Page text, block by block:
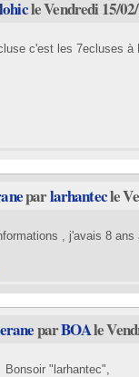
lohicle Vendredi 15/
c'est les 7ecluses à
parlarhantecle
, j'avais 8
parBOAle
Bonsoir "larhantec",